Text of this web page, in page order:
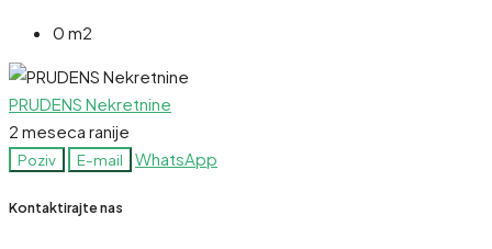
0 m2
PRUDENS Nekretnine
2 meseca ranije
Poziv E-mail WhatsApp
Kontaktirajte nas